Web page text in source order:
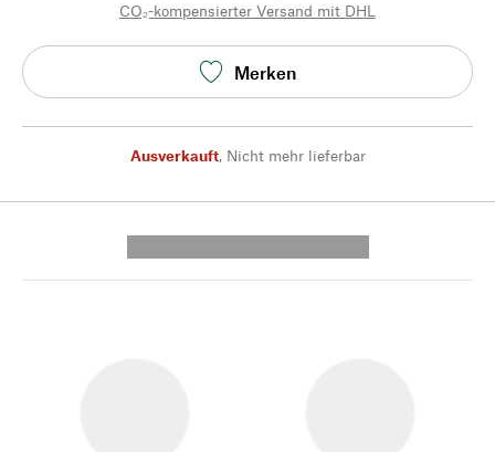
CO₂-kompensierter Versand mit DHL
Merken
Ausverkauft, Nicht mehr lieferbar